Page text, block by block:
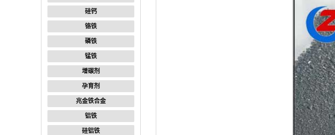
硅钙
铬铁
磷铁
锰铁
增碳剂
孕育剂
兆金铁合金
铝铁
硅铝铁